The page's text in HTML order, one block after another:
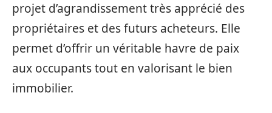
projet d’agrandissement très apprécié des
propriétaires et des futurs acheteurs. Elle
permet d’offrir un véritable havre de paix
aux occupants tout en valorisant le bien
immobilier.